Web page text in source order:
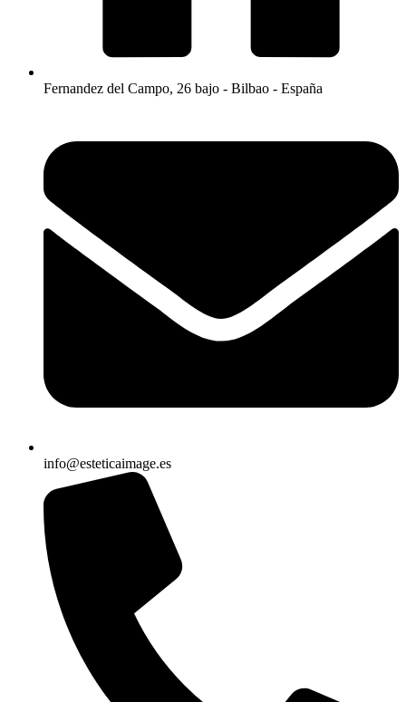
Fernandez del Campo, 26 bajo - Bilbao - España
info@esteticaimage.es